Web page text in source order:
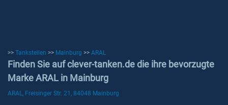
>> Tankstellen >> Mainburg >> ARAL
Finden Sie auf clever-tanken.de die ihre bevorzugte
Marke ARAL in Mainburg
ARAL, Freisinger Str. 21, 84048 Mainburg